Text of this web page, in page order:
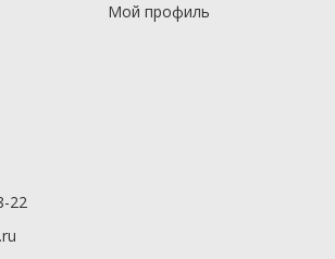
Мой профиль
22